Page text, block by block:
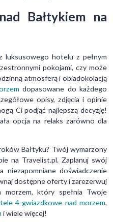
Bałtykiem na
luksusowego hotelu z pełnym
pokojami, czy może
atmosferą i obiadokolacją
dopasowane do każdego
opisy, zdjęcia i opinie
Ci podjąć najlepszą decyzję!
opcja na relaks zarówno dla
Bałtyku? Twój wymarzony
na Travelist.pl. Zaplanuj swój
doświadczenie
dostępne oferty i zarezerwuj
który spełnia Twoje
4-gwiazdkowe nad morzem,
i wiele więcej!